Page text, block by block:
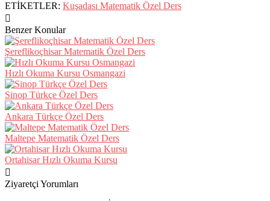
ETİKETLER: Kuşadası Matematik Özel Ders
Benzer Konular
Şereflikoçhisar Matematik Özel Ders
Hızlı Okuma Kursu Osmangazi
Sinop Türkçe Özel Ders
Ankara Türkçe Özel Ders
Maltepe Matematik Özel Ders
Ortahisar Hızlı Okuma Kursu
Ziyaretçi Yorumları